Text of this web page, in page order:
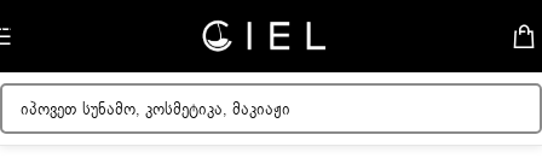
Skip to navigation
მთავარი/უნისექსი სუნამო